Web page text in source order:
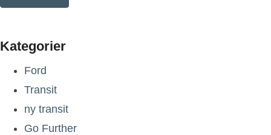
Kategorier
Ford
Transit
ny transit
Go Further